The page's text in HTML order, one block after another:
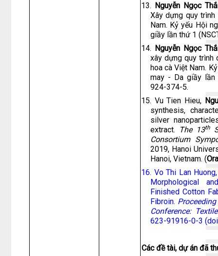
13. Nguyễn Ngọc
Xây dựng quy
Nam. Kỷ yếu Hội
giầy lần thứ 1
14. Nguyễn Ngọc
xây dựng quy trình
hoa cà Việt Nam.
may - Da giầy lần
924-374-5.
15. Vu Tien Hieu,
synthesis,
silver
extract.
The 13th
Consortium
2019, Hanoi
Hanoi, Vietnam. (
16. Vo Thi Lan
Morphological
Finished Cotton
Fibroin.
Conference:
623-91916-0-3
Các đề tài, dự án đã